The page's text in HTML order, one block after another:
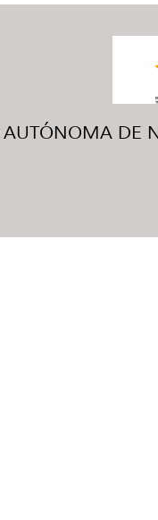
AUTÓNOMA DE